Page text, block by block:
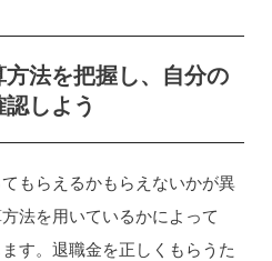
法を把握し、自分の
しよう
もらえるかもらえないかが異
法を用いているかによって
す。退職金を正しくもらうた